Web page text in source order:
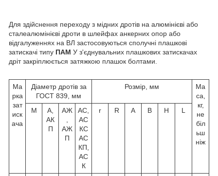
Для здійснення переходу з мідних дротів на алюмінієві або
сталеалюмінієві дроти в шлейфах анкерних опор або
відгалуженнях на ВЛ застосовуються сполучні плашкові
затискачі типу ПАМ У з'єднувальних плашкових затискачах
дріт закріплюється затяжкою плашок болтами.
Ма
рка
зат
иск
ача
Діаметр дротів за
ГОСТ 839, мм
Розмір, мм
Ма
са,
кг,
не
біл
ьш
ніж
М
А,
АК
П
АЖ
,
АЖ
П
АС,
АС
КС
АС
КП,
АС
К
r R A B H L